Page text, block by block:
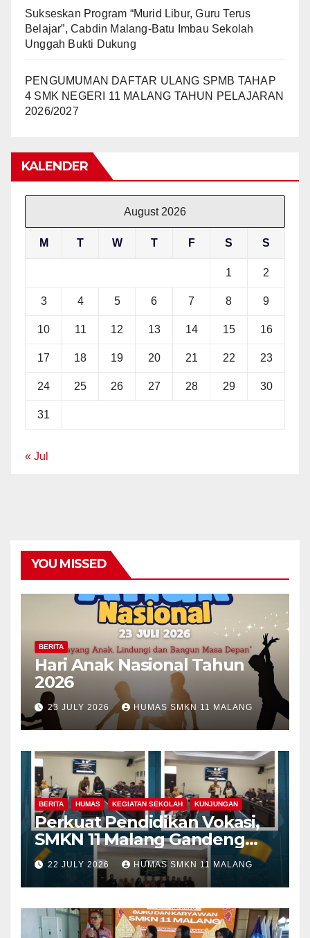
Sukseskan Program “Murid Libur, Guru Terus
Belajar”, Cabdin Malang-Batu Imbau Sekolah
Unggah Bukti Dukung
PENGUMUMAN DAFTAR ULANG SPMB TAHAP
4 SMK NEGERI 11 MALANG TAHUN PELAJARAN
2026/2027
KALENDER
August 2026
M T W T F S S
1 2
3 4 5 6 7 8 9
10 11 12 13 14 15 16
17 18 19 20 21 22 23
24 25 26 27 28 29 30
31
« Jul
YOU MISSED
BERITA
Hari Anak Nasional Tahun
2026
23 JULY 2026 HUMAS SMKN 11 MALANG
BERITA HUMAS KEGIATAN SEKOLAH KUNJUNGAN
Perkuat Pendidikan Vokasi,
SMKN 11 Malang Gandeng
Fakultas Teknik Universitas
Merdeka Malang dalam
Program Kolaboratif
22 JULY 2026 HUMAS SMKN 11 MALANG